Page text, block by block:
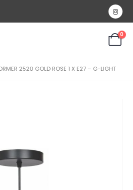
0
2520 GOLD ROSE 1 X E27 – G-LIGHT